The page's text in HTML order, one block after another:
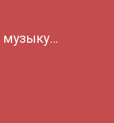
музыку…